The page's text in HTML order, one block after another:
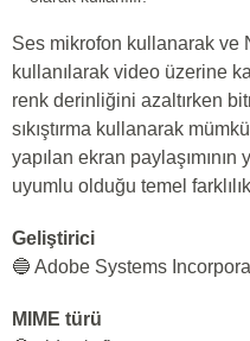
Ses mikrofon kullanarak ve
kullanılarak video üzerine
renk derinliğini azaltırken
sıkıştırma kullanarak
yapılan ekran
uyumlu olduğu temel
Geliştirici
🔵 Adobe Systems
MIME türü